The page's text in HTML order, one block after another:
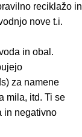
reciklažo in
nove t.i.
in obal.
za namene
mila, itd. Ti se
in negativno